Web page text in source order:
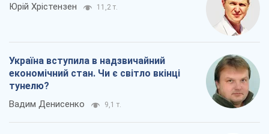
Юрій Хрістензен 11,2 т.
Україна вступила в надзвичайний
економічний стан. Чи є світло вкінці
тунелю?
Вадим Денисенко 9,1 т.